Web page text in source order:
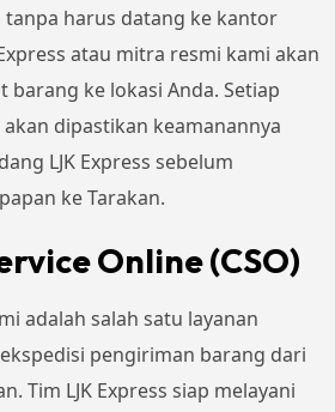
harus datang ke kantor
atau mitra resmi kami akan
ke lokasi Anda. Setiap
dipastikan keamanannya
LJK Express sebelum
ke Tarakan.
Online (CSO)
adalah salah satu layanan
pengiriman barang dari
Tim LJK Express siap melayani